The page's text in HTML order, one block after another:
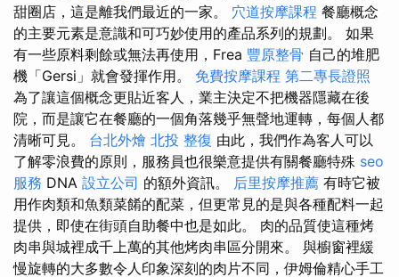
甜圈店，這是離我們最近的一家。 穴道按摩課程 餐廳概念
的主要元素是意識和可巧妙使用的產品系列的規劃。 如果
有一些原料剩餘或無法再使用，Frea 豐原整骨 自己的堆肥
機「Gersi」就會發揮作用。 免費按摩課程 第二專長證照
為了讓這個概念更貼近客人，業主決定不把機器隱藏在後
院，而是讓它在餐廳的一個角落幾乎無聲地運轉，每個人都
清晰可見。 台北外燴 北投 整復 由此，我們作為客人可以
了解零浪費的原則，服務員也很樂意提供有關餐廳特殊 seo
服務 DNA 設立公司 的額外資訊。 后里按摩推薦 有時它被
用作肉類和魚類菜餚的配菜，但更常見的是與各種配料一起
提供，即使在街頭自助餐中也是如此。 肉的品質使這種烤
肉串與城裡成千上萬的其他烤肉串區分開來。 與櫥窗裡緩
慢旋轉的大多數令人印象深刻的肉片不同，伊姆倫精心手工